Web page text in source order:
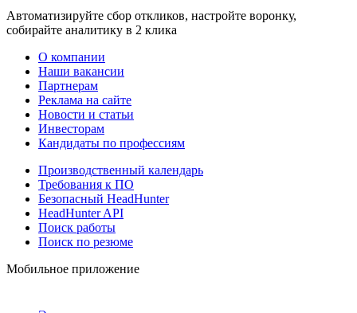
Автоматизируйте сбор откликов, настройте воронку,
собирайте аналитику в 2 клика
О компании
Наши вакансии
Партнерам
Реклама на сайте
Новости и статьи
Инвесторам
Кандидаты по профессиям
Производственный календарь
Требования к ПО
Безопасный HeadHunter
HeadHunter API
Поиск работы
Поиск по резюме
Мобильное приложение